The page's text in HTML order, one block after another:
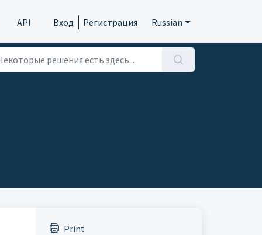
API Вход Регистрация Russian
Print